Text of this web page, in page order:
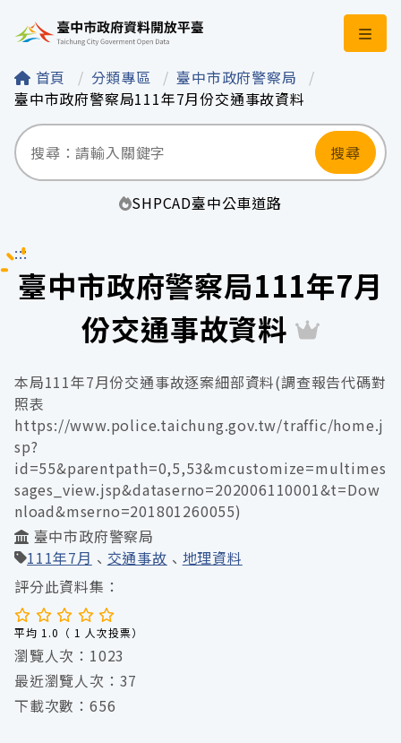
臺中市政府資料開
首頁 分類專區
臺中市政府警察局
臺中市政府警察局111年7月份交通事故資料
搜尋
SHPCAD臺中公車道路
:::
臺中市政府警察局111年7月
份交通事故資料
本局111年7月份交通事故逐案細部資料(調查報告代碼對
照表
https://www.police.taichung.gov.tw/traffic/home.j
sp?
id=55&parentpath=0,5,53&mcustomize=multimes
sages_view.jsp&dataserno=202006110001&t=Dow
nload&mserno=201801260055)
臺中市政府警察局
111年7月
交通事故
地理資料
評分此資料集：
平均 1.0（ 1 人次投票）
瀏覽人次：1023
最近瀏覽人次：37
下載次數：656